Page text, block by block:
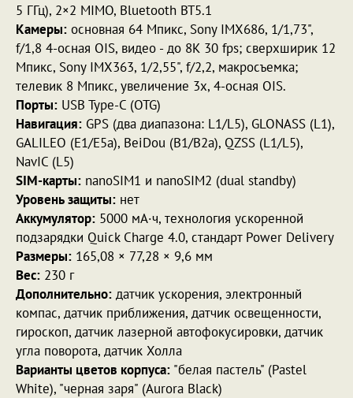
5 ГГц), 2×2 MIMO, Bluetooth BT5.1
Камеры: основная 64 Мпикс, Sony IMX686, 1/1,73",
f/1,8 4-осная OIS, видео - до 8К 30 fps; сверхширик 12
Мпикс, Sony IMX363, 1/2,55", f/2,2, макросъемка;
телевик 8 Мпикс, увеличение 3х, 4-осная OIS.
Порты: USB Type-C (OTG)
Навигация: GPS (два диапазона: L1/L5), GLONASS (L1),
GALILEO (E1/E5a), BeiDou (B1/B2a), QZSS (L1/L5),
NavIC (L5)
SIM-карты: nanoSIM1 и nanoSIM2 (dual standby)
Уровень защиты: нет
Аккумулятор: 5000 мА·ч, технология ускоренной
подзарядки Quick Charge 4.0, стандарт Power Delivery
Размеры: 165,08 × 77,28 × 9,6 мм
Вес: 230 г
Дополнительно: датчик ускорения, электронный
компас, датчик приближения, датчик освещенности,
гироскоп, датчик лазерной автофокусировки, датчик
угла поворота, датчик Холла
Варианты цветов корпуса: "белая пастель" (Pastel
White), "черная заря" (Aurora Black)